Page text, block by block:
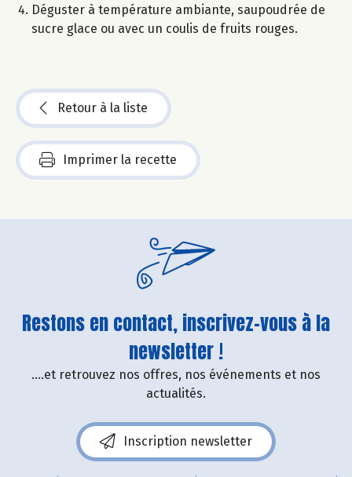
Déguster à température ambiante, saupoudrée de
sucre glace ou avec un coulis de fruits rouges.
Retour à la liste
Imprimer la recette
Restons en contact, inscrivez-vous à la
newsletter !
....et retrouvez nos offres, nos événements et nos
actualités.
Inscription newsletter